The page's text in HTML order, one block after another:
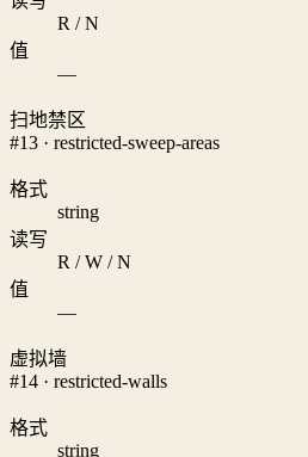
R / N
值
—
扫地禁区
#13 · restricted-sweep-areas
格式
string
读写
R / W / N
值
—
虚拟墙
#14 · restricted-walls
格式
string